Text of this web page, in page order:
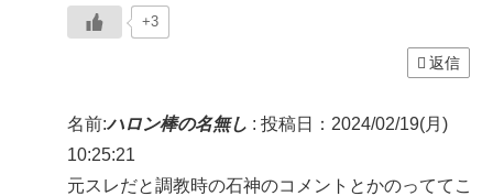
+3
返信
名前:ハロン棒の名無し : 投稿日：2024/02/19(月)
10:25:21
元スレだと調教時の石神のコメントとかのっててこ